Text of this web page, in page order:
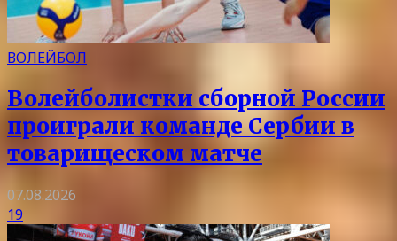
ВОЛЕЙБОЛ
Волейболистки сборной России
проиграли команде Сербии в
товарищеском матче
07.08.2026
19